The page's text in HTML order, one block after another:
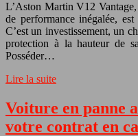
L’Aston Martin V12
de performance inégalée,
C’est un investissement, un
protection à la hauteur de
Posséder…
Lire la suite
Voiture en panne
votre contrat en